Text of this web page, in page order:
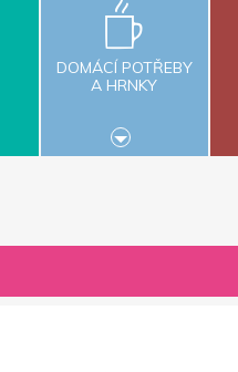
DOMÁCÍ POTŘEBY
A HRNKY